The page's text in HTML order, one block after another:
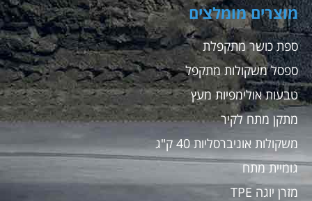
מוצרים מומלצים
ספת כושר מתקפלת
ספסל משקולות מתקפל
טבעות אולימפיות מעץ
מתקן מתח לקיר
משקולות אוניברסליות 40 ק"ג
גומיית מתח
מזרן יוגה TPE